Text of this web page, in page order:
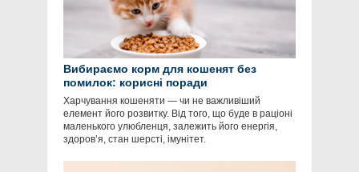
Вибираємо корм для кошенят без
помилок: корисні поради
Харчування кошеняти — чи не важливіший
елемент його розвитку. Від того, що буде в раціоні
маленького улюбленця, залежить його енергія,
здоров’я, стан шерсті, імунітет.